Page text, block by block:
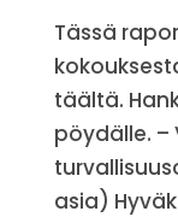
Tässä
täältä.
pöydälle.
asia)